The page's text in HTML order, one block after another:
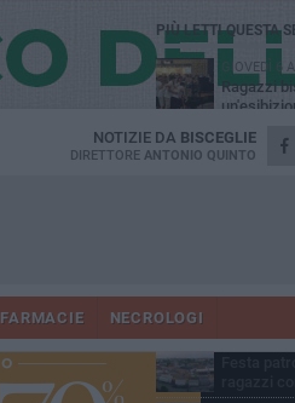
NOTIZIE DA BISCEGLIE
DIRETTORE ANTONIO QUINTO
FARMACIE NECROLOGI
PIÙ LETTI QUESTA
GIOVEDÌ 6
Ragazzi
MARTEDÌ 4
Due auto